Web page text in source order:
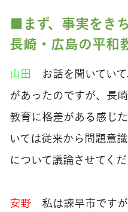
■まず、事実をき
長崎・広島の平
山田 お話を聞いてい
があったのですが、長
教育に格差がある感じ
いては従来から問題意
について議論させてくだ
安野 私は諫早市です